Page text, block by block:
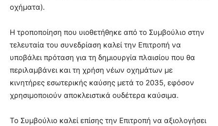
οχήματα).
Η τροποποίηση που υιοθετήθηκε από το Συμβούλιο στην
τελευταία του συνεδρίαση καλεί την Επιτροπή να
υποβάλει πρόταση για τη δημιουργία πλαισίου που θα
περιλαμβάνει και τη χρήση νέων οχημάτων με
κινητήρες εσωτερικής καύσης μετά το 2035, εφόσον
χρησιμοποιούν αποκλειστικά ουδέτερα καύσιμα.
Το Συμβούλιο καλεί επίσης την Επιτροπή να αξιολογήσει